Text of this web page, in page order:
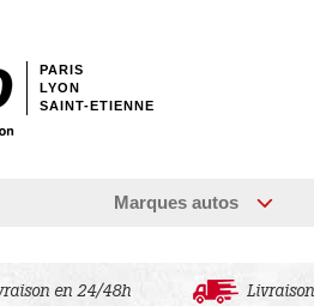
PARIS
LYON
SAINT-ETIENNE
Marques autos
en 24/48h